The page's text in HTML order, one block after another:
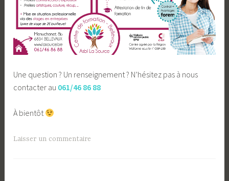
Une question ? Un renseignement ? N’hésitez pas à nous
contacter au 061/46 86 88
À bientôt
Laisser un commentaire